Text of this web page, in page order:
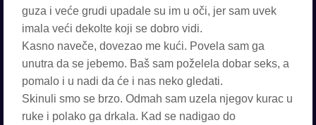
guza i veće grudi upadale su im u oči, jer sam uvek
imala veći dekolte koji se dobro vidi.
Kasno naveče, dovezao me kući. Povela sam ga
unutra da se jebemo. Baš sam poželela dobar seks, a
pomalo i u nadi da će i nas neko gledati.
Skinuli smo se brzo. Odmah sam uzela njegov kurac u
ruke i polako ga drkala. Kad se nadigao do